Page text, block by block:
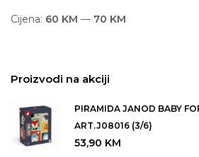
Skola
Cijena: 60 KM — 70 KM
Proizvodi na akciji
PIRAMIDA JANOD BABY
ART.J08016 (3/6)
53,90 KM